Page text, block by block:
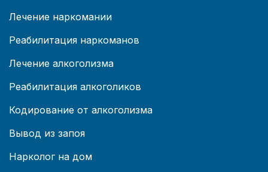
Лечение наркомании
Реабилитация наркоманов
Лечение алкоголизма
Реабилитация алкоголиков
Кодирование от алкоголизма
Вывод из запоя
Нарколог на дом